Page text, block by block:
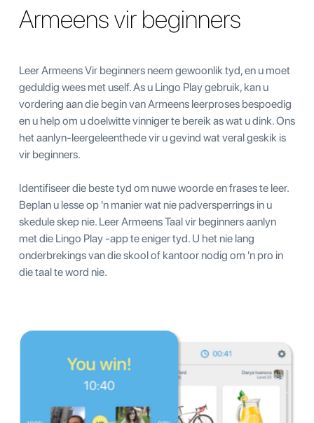
Armeens vir beginners
Leer Armeens Vir beginners neem gewoonlik tyd, en u moet
geduldig wees met uself. As u Lingo Play gebruik, kan u
vordering aan die begin van Armeens leerproses bespoedig
en u help om u doelwitte vinniger te bereik as wat u dink. Ons
het aanlyn-leergeleenthede vir u gevind wat veral geskik is
vir beginners.
Identifiseer die beste tyd om nuwe woorde en frases te leer.
Beplan u lesse op 'n manier wat nie padversperrings in u
skedule skep nie. Leer Armeens Taal vir beginners aanlyn
met die Lingo Play -app te eniger tyd. U het nie lang
onderbrekings van die skool of kantoor nodig om 'n pro in
die taal te word nie.